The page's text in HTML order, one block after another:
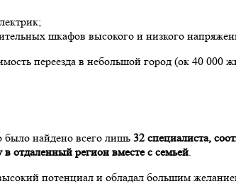
шкафов высокого и низкого
переезда в небольшой город (ок 40 000
было найдено всего лишь 32 специалиста,
в отдаленный регион вместе с семьей.
потенциал и обладал большим